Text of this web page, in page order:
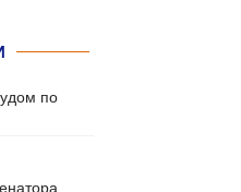
по